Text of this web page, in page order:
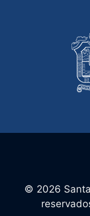
© 2026